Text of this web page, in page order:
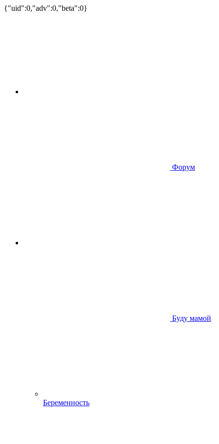
{"uid":0,"adv":0,"beta":0}
Форум
Буду мамой
Беременность